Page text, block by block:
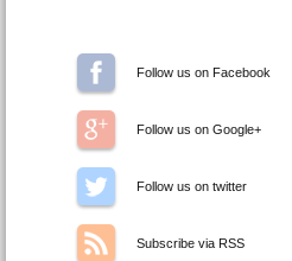
Follow us on Facebook
Follow us on Google+
Follow us on Twitter
Subscribe via RSS